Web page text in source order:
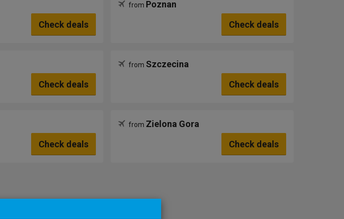
Check deals
from Poznan
Check deals
Check deals
from Szczecina
Check deals
Check deals
from Zielona Gora
Check deals